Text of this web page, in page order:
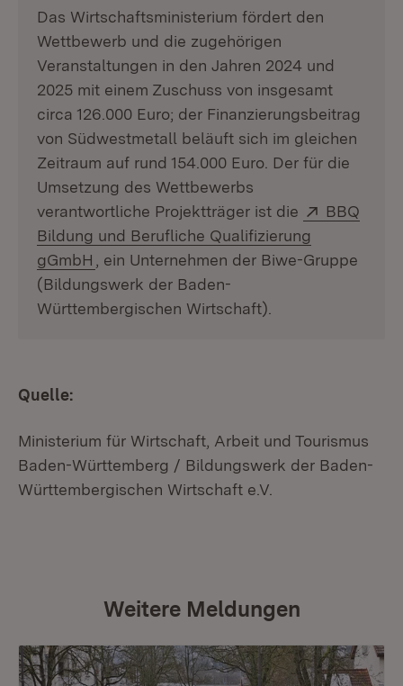
Das Wirtschaftsministerium fördert den
Wettbewerb und die zugehörigen
Veranstaltungen in den Jahren 2024 und
2025 mit einem Zuschuss von insgesamt
circa 126.000 Euro; der Finanzierungsbeitrag
von Südwestmetall beläuft sich im gleichen
Zeitraum auf rund 154.000 Euro. Der für die
Umsetzung des Wettbewerbs
verantwortliche Projektträger ist die
Extern:
BBQ
Bildung und Berufliche Qualifizierung
gGmbH (Öffnet in neuem Fenster)
, ein Unternehmen der Biwe-Gruppe
(Bildungswerk der Baden-
Württembergischen Wirtschaft).
Quelle:
Ministerium für Wirtschaft, Arbeit und Tourismus
Baden-Württemberg / Bildungswerk der Baden-
Württembergischen Wirtschaft e.V.
Weitere Meldungen